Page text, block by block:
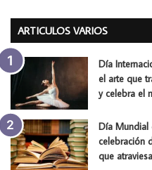
ARTICULOS VARIOS
Día
el arte que
y celebra el
Día Mundial
celebración
que